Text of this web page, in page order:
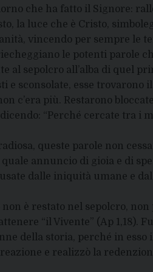
che ha fatto il Signore:
la luce che è Cristo,
vincendo per sempre le
le potenti parole
al sepolcro all’alba di quel
e sconsolate, esse trovarono
c’era più. Restarono
“Perché cercate tra i
queste parole non
annuncio di gioia e di
dalle iniquità umane e
è restato nel sepolcro,
“il Vivente” (Ap 1,18).
della storia, perché in esso
e realizzò la